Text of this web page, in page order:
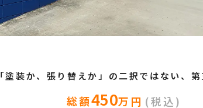
「塗装か、張り替えか」の二択ではない、第
総額450万円 (税込)